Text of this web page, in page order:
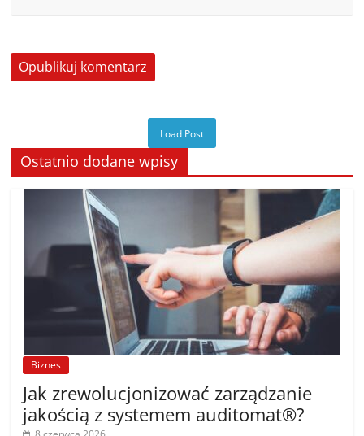
Load Post
Ostatnio dodane wpisy
Biznes
Jak zrewolucjonizować zarządzanie
jakością z systemem auditomat®?